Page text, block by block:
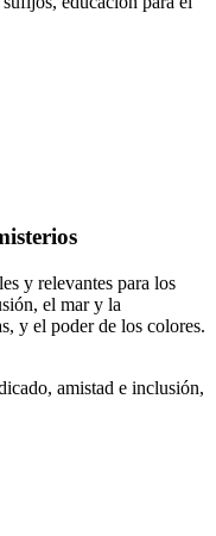
y relevantes para los
el mar y la
y el poder de los colores.
amistad e inclusión,